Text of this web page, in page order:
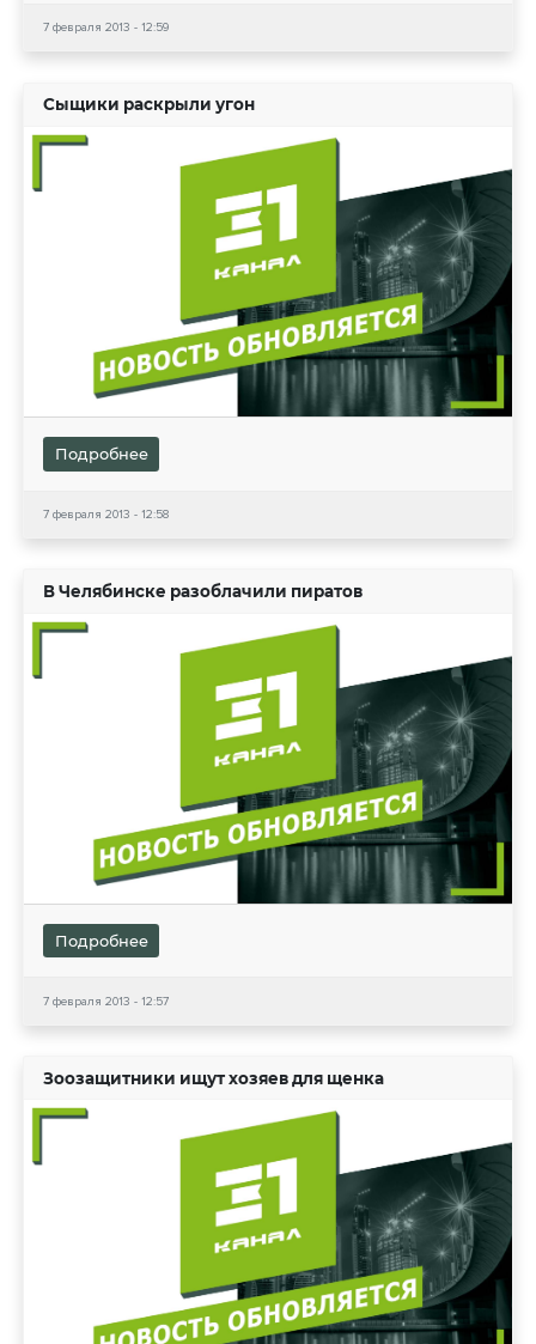
7 февраля 2013 - 12:59
Сыщики раскрыли угон
Подробнее
7 февраля 2013 - 12:58
В Челябинске разоблачили пиратов
Подробнее
7 февраля 2013 - 12:57
Зоозащитники ищут хозяев для щенка